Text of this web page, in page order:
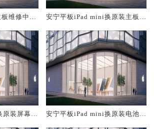
维修中心
安宁平板iPad mini换原装主板维
装屏幕服
安宁平板iPad mini换原装电池维